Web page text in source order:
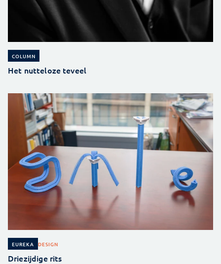
COLUMN
Het nutteloze teveel
EUREKA DESIGN
Driezijdige rits